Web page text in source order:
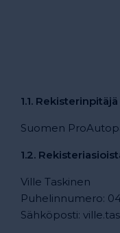
1.1. Rekisterinpitäjä
Suomen
1.2.
Ville Taskinen
Puhelinnumero:
Sähköposti: